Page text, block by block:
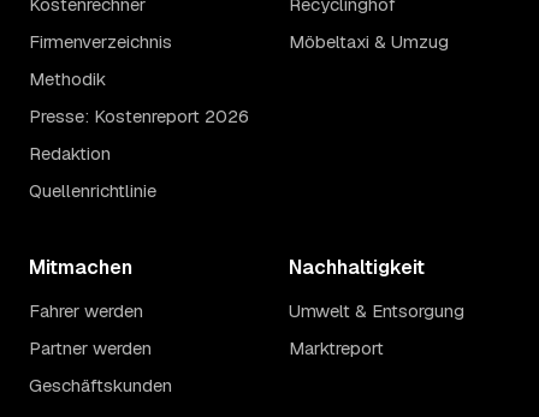
Firmenverzeichnis
Methodik
Presse: Kostenreport 2026
Redaktion
Quellenrichtlinie
Möbeltaxi & Umzug
Mitmachen
Fahrer werden
Partner werden
Geschäftskunden
Nachhaltigkeit
Umwelt & Entsorgung
Marktreport